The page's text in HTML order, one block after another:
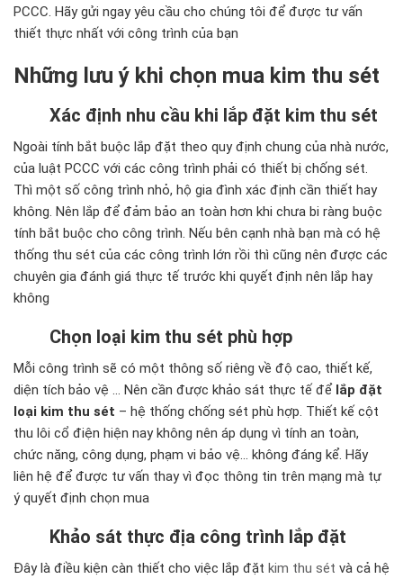
PCCC. Hãy gửi ngay yêu cầu cho chúng tôi để được tư vấn
thiết thực nhất với công trình của bạn
Những lưu ý khi chọn mua kim thu sét
Xác định nhu cầu khi lắp đặt kim thu sét
Ngoài tính bắt buộc lắp đặt theo quy định chung của nhà nước,
của luật PCCC với các công trình phải có thiết bị chống sét.
Thì một số công trình nhỏ, hộ gia đình xác định cần thiết hay
không. Nên lắp để đảm bảo an toàn hơn khi chưa bi ràng buộc
tính bắt buộc cho công trình. Nếu bên cạnh nhà bạn mà có hệ
thống thu sét của các công trình lớn rồi thì cũng nên được các
chuyên gia đánh giá thực tế trước khi quyết định nên lắp hay
không
Chọn loại kim thu sét phù hợp
Mỗi công trình sẽ có một thông số riêng về độ cao, thiết kế,
diện tích bảo vệ … Nên cần được khảo sát thực tế để lắp đặt
loại kim thu sét – hệ thống chống sét phù hợp. Thiết kế cột
thu lôi cổ điện hiện nay không nên áp dụng vì tính an toàn,
chức năng, công dụng, phạm vi bảo vệ… không đáng kể. Hãy
liên hệ để được tư vấn thay vì đọc thông tin trên mạng mà tự
ý quyết định chọn mua
Khảo sát thực địa công trình lắp đặt
Đây là điều kiện càn thiết cho việc lắp đặt kim thu sét và cả hệ